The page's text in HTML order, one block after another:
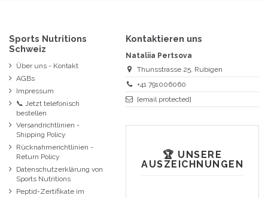
Sports Nutritions
Schweiz
Über uns - Kontakt
AGBs
Impressum
📞 Jetzt telefonisch
bestellen
Versandrichtlinien -
Shipping Policy
Rücknahmerichtlinien -
Return Policy
Datenschutzerklärung von
Sports Nutritions
Peptid-Zertifikate im
Kontaktieren uns
Nataliia Pertsova
Thunsstrasse 25, Rubigen
+41 791006060
[email protected]
🏆 UNSERE
AUSZEICHNUNGEN